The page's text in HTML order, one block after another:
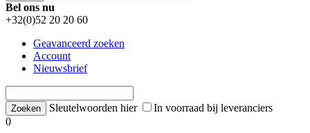
Bel ons nu
+32(0)52 20 20 60
Geavanceerd zoeken
Account
Nieuwsbrief
Sleutelwoorden hier
In voorraad bij leveranciers
0